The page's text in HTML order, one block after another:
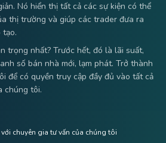
Nó hiển thị tất cả các sự kiện có thể
thị trường và giúp các trader đưa ra
tạo.
trọng nhất? Trước hết, đó là lãi suất,
số bán nhà mới, lạm phát. Trở thành
để có quyền truy cập đầy đủ vào tất cả
chúng tôi.
chuyên gia tư vấn của chúng tôi